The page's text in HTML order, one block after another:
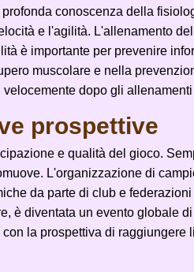
conoscenza della
e l'agilità. L'allenamento
è importante per prevenire
muscolare e nella
dopo gli
prospettive
e qualità del gioco.
L'organizzazione di
da parte di club e
è diventata un evento globale
la prospettiva di raggiungere